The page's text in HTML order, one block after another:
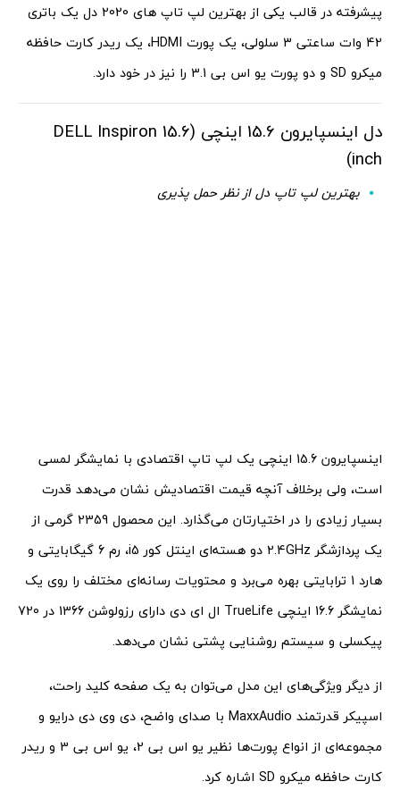
پیشرفته در قالب یکی از بهترین لپ تاپ های 2020 دل یک باتری
42 وات ساعتی 3 سلولی، یک پورت HDMI، یک ریدر کارت حافظه
میکرو SD و دو پورت یو اس بی 3.1 را نیز در خود دارد.
دل اینسپایرون 15.6 اینچی (DELL Inspiron 15.6
inch)
بهترین لپ تاپ دل از نظر حمل پذیری
اینسپایرون 15.6 اینچی یک لپ تاپ اقتصادی با نمایشگر لمسی
است، ولی برخلاف آنچه قیمت اقتصادیش نشان می‌دهد قدرت
بسیار زیادی را در اختیارتان می‌گذارد. این محصول 2359 گرمی از
یک پردازشگر 2.4GHz دو هسته‌ای اینتل کور i5، رم 6 گیگابایتی و
هارد 1 ترابایتی بهره می‌برد و محتویات رسانه‌ای مختلف را روی یک
نمایشگر 16.6 اینچی TrueLife ال ای دی دارای رزولوشن 1366 در 720
پیکسلی و سیستم روشنایی پشتی نشان می‌دهد.
از دیگر ویژگی‌های این مدل می‌توان به یک صفحه کلید راحت،
اسپیکر قدرتمند MaxxAudio با صدای واضح، دی وی دی درایو و
مجموعه‌ای از انواع پورت‌ها نظیر یو اس بی 2، یو اس بی 3 و ریدر
کارت حافظه میکرو SD اشاره کرد.